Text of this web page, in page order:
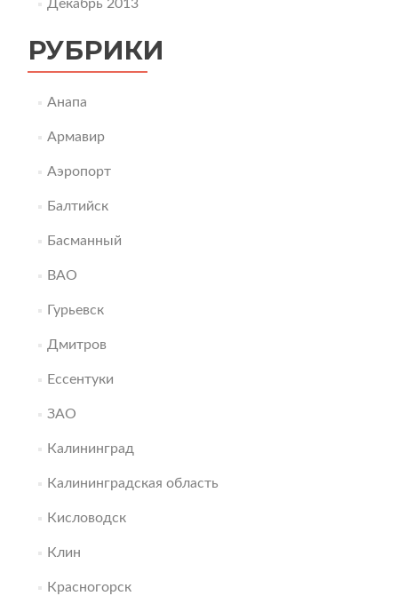
Декабрь 2013
РУБРИКИ
Анапа
Армавир
Аэропорт
Балтийск
Басманный
ВАО
Гурьевск
Дмитров
Ессентуки
ЗАО
Калининград
Калининградская область
Кисловодск
Клин
Красногорск